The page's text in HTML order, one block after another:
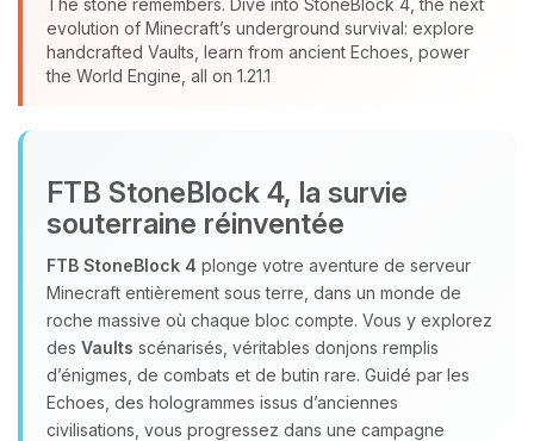
The stone remembers. Dive into StoneBlock 4, the next
evolution of Minecraft’s underground survival: explore
handcrafted Vaults, learn from ancient Echoes, power
the World Engine, all on 1.21.1
FTB StoneBlock 4, la survie
souterraine réinventée
FTB StoneBlock 4 plonge votre aventure de serveur
Minecraft entièrement sous terre, dans un monde de
roche massive où chaque bloc compte. Vous y explorez
des Vaults scénarisés, véritables donjons remplis
d’énigmes, de combats et de butin rare. Guidé par les
Echoes, des hologrammes issus d’anciennes
civilisations, vous progressez dans une campagne
Youpi, enfin quelqu’un pour me
parler ! Moi c’est Choupy, ton petit
10/08/2026 à 06:02